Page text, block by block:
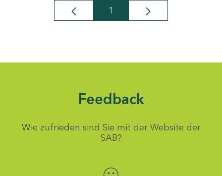
Seite
1
Feedback
Wie zufrieden sind Sie mit der Website der
SAB?
Bewertung auswählen